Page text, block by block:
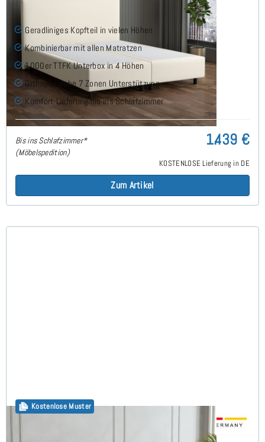
Geradliniges Kopfteil in vielen Höhen
Kombinierbar mit allen Matratzen
1000er TTFK Unterbox in 4 Höhen
Orthopädische 7 Zonen Unterstützung
Komfort-Lieferung bis ins Schlafzimmer
Bis ins Schlafzimmer*
(Möbelspedition)
1.439 €
KOSTENLOSE Lieferung in DE
Zum Artikel
Kostenlose Muster